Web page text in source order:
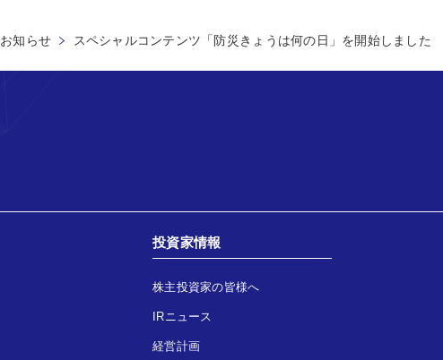
お知らせ スペシャルコンテンツ「防災きょうは何の日」を開始しました
投資家情報
株主投資家の皆様へ
IRニュース
経営計画